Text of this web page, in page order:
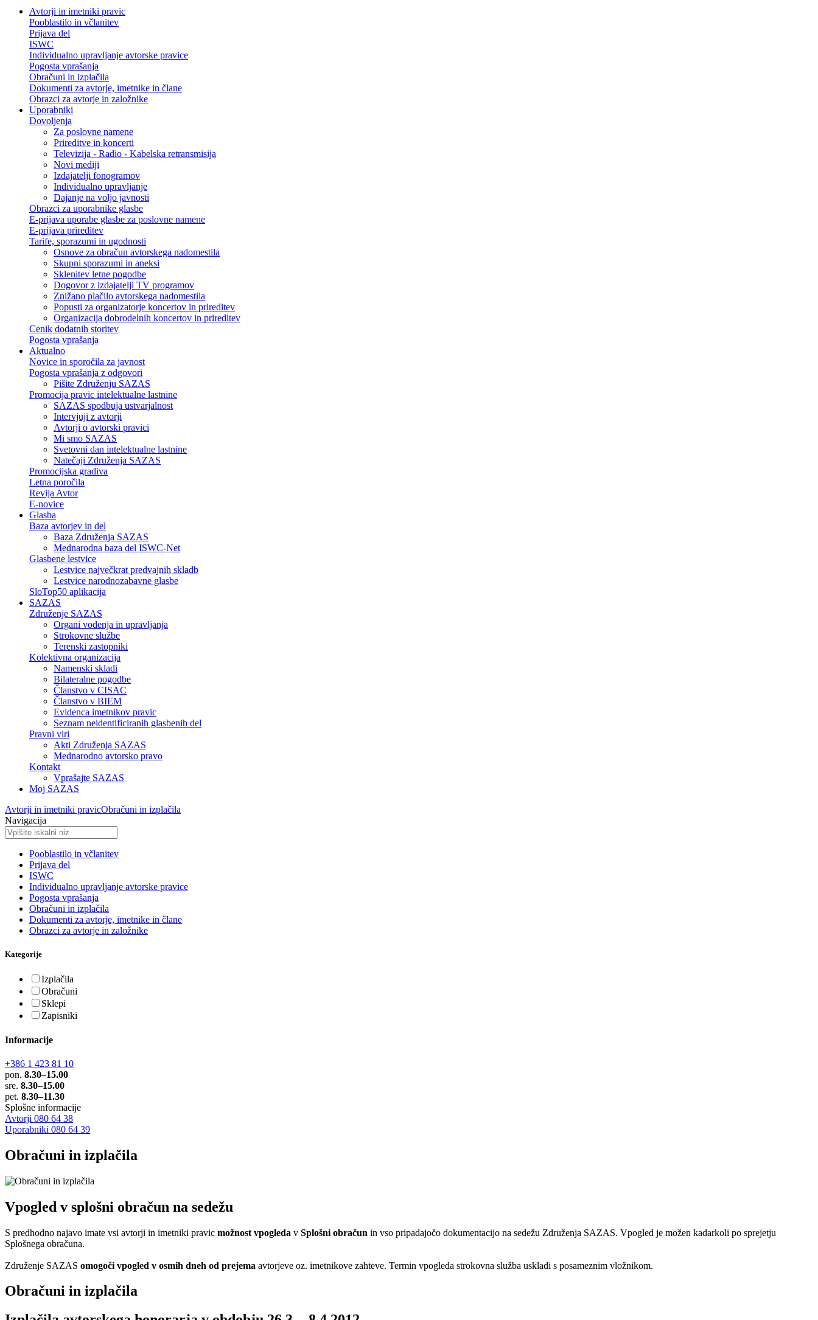
Avtorji in imetniki pravic
Pooblastilo in včlanitev
Prijava del
ISWC
Individualno upravljanje avtorske pravice
Pogosta vprašanja
Obračuni in izplačila
Dokumenti za avtorje, imetnike in člane
Obrazci za avtorje in založnike
Uporabniki
Dovoljenja
Za poslovne namene
Prireditve in koncerti
Televizija - Radio - Kabelska retransmisija
Novi mediji
Izdajatelji fonogramov
Individualno upravljanje
Dajanje na voljo javnosti
Obrazci za uporabnike glasbe
E-prijava uporabe glasbe za poslovne namene
E-prijava prireditev
Tarife, sporazumi in ugodnosti
Osnove za obračun avtorskega nadomestila
Skupni sporazumi in aneksi
Sklenitev letne pogodbe
Dogovor z izdajatelji TV programov
Znižano plačilo avtorskega nadomestila
Popusti za organizatorje koncertov in prireditev
Organizacija dobrodelnih koncertov in prireditev
Cenik dodatnih storitev
Pogosta vprašanja
Aktualno
Novice in sporočila za javnost
Pogosta vprašanja z odgovori
Pišite Združenju SAZAS
Promocija pravic intelektualne lastnine
SAZAS spodbuja ustvarjalnost
Intervjuji z avtorji
Avtorji o avtorski pravici
Mi smo SAZAS
Svetovni dan intelektualne lastnine
Natečaji Združenja SAZAS
Promocijska gradiva
Letna poročila
Revija Avtor
E-novice
Glasba
Baza avtorjev in del
Baza Združenja SAZAS
Mednarodna baza del ISWC-Net
Glasbene lestvice
Lestvice največkrat predvajnih skladb
Lestvice narodnozabavne glasbe
SloTop50 aplikacija
SAZAS
Združenje SAZAS
Organi vodenja in upravljanja
Strokovne službe
Terenski zastopniki
Kolektivna organizacija
Namenski skladi
Bilateralne pogodbe
Članstvo v CISAC
Članstvo v BIEM
Evidenca imetnikov pravic
Seznam neidentificiranih glasbenih del
Pravni viri
Akti Združenja SAZAS
Mednarodno avtorsko pravo
Kontakt
Vprašajte SAZAS
Moj SAZAS
Avtorji in imetniki pravicObračuni in izplačila
Navigacija
Pooblastilo in včlanitev
Prijava del
ISWC
Individualno upravljanje avtorske pravice
Pogosta vprašanja
Obračuni in izplačila
Dokumenti za avtorje, imetnike in člane
Obrazci za avtorje in založnike
Kategorije
Izplačila
Obračuni
Sklepi
Zapisniki
Informacije
+386 1 423 81 10
pon. 8.30–15.00
sre. 8.30–15.00
pet. 8.30–11.30
Splošne informacije
Avtorji 080 64 38
Uporabniki 080 64 39
Obračuni in izplačila
Vpogled v splošni obračun na sedežu
S predhodno najavo imate vsi avtorji in imetniki pravic možnost vpogleda v Splošni obračun in vso pripadajočo dokumentacijo na sedežu Združenja SAZAS. Vpogled je možen kadarkoli po sprejetju
Splošnega obračuna.
Združenje SAZAS omogoči vpogled v osmih dneh od prejema avtorjeve oz. imetnikove zahteve. Termin vpogleda strokovna služba uskladi s posameznim vložnikom.
Obračuni in izplačila